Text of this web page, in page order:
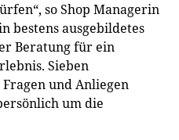
so Shop Managerin
bestens ausgebildetes
Beratung für ein
Sieben
und Anliegen
um die